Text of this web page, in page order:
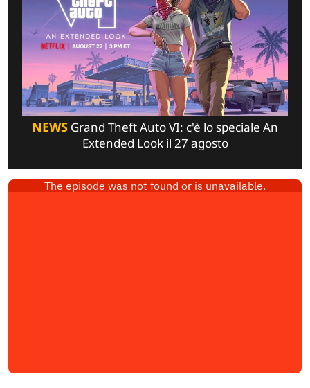
NEWS Grand Theft Auto VI: c'è lo speciale An
Extended Look il 27 agosto